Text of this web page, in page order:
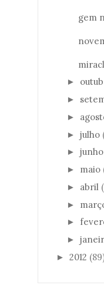
gem
►
►
►
► julho
► junho
► maio
► abril
►
►
►
► 2012